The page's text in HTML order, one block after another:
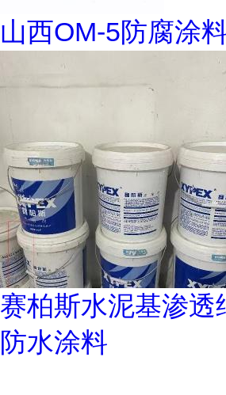
山西OM-5防腐涂
赛柏斯水泥基渗透
防水涂料